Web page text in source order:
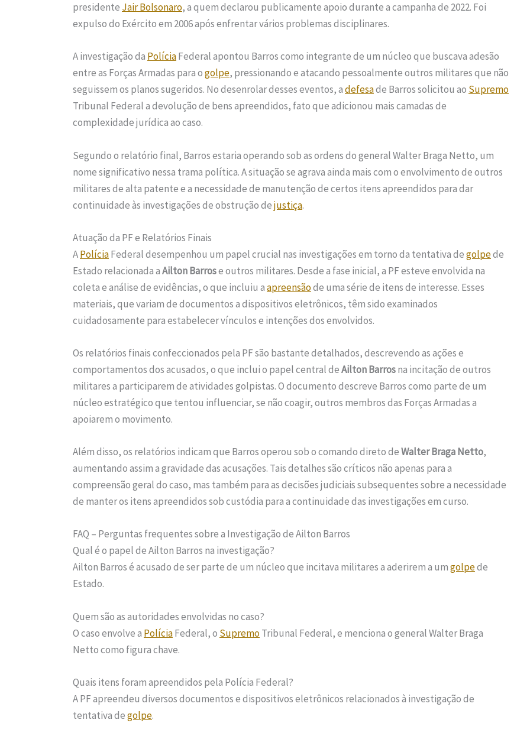
presidente Jair Bolsonaro, a quem declarou publicamente apoio durante a campanha de 2022. Foi
expulso do Exército em 2006 após enfrentar vários problemas disciplinares.
A investigação da PolíciaFederal apontou Barros como integrante de um núcleo que buscava adesão
entre as Forças Armadas para ogolpe, pressionando e atacando pessoalmente outros militares que não
seguissem os planos sugeridos. No desenrolar desses eventos, adefesade Barros solicitou ao Supremo
Tribunal Federal a devolução de bens apreendidos, fato que adicionou mais camadas de
complexidade jurídica ao caso.
Segundo o relatório final, Barros estaria operando sob as ordens do general Walter Braga Netto, um
nome significativo nessa trama política. A situação se agrava ainda mais com o envolvimento de outros
militares de alta patente e a necessidade de manutenção de certos itens apreendidos para dar
continuidade às investigações de obstrução dejustiça.
Atuação da PF e Relatórios Finais
APolíciaFederal desempenhou um papel crucial nas investigações em torno da tentativa degolpede
Estado relacionada aAilton Barrose outros militares. Desde a fase inicial, a PF esteve envolvida na
coleta e análise de evidências, o que incluiu aapreensãode uma série de itens de interesse. Esses
materiais, que variam de documentos a dispositivos eletrônicos, têm sido examinados
cuidadosamente para estabelecer vínculos e intenções dos envolvidos.
Os relatórios finais confeccionados pela PF são bastante detalhados, descrevendo as ações e
comportamentos dos acusados, o que inclui o papel central deAilton Barrosna incitação de outros
militares a participarem de atividades golpistas. O documento descreve Barros como parte de um
núcleo estratégico que tentou influenciar, se não coagir, outros membros das Forças Armadas a
apoiarem o movimento.
Além disso, os relatórios indicam que Barros operou sob o comando direto deWalter Braga Netto,
aumentando assim a gravidade das acusações. Tais detalhes são críticos não apenas para a
compreensão geral do caso, mas também para as decisões judiciais subsequentes sobre a necessidade
de manter os itens apreendidos sob custódia para a continuidade das investigações em curso.
FAQ – Perguntas frequentes sobre a Investigação de Ailton Barros
Qual é o papel de Ailton Barros na investigação?
Ailton Barros é acusado de ser parte de um núcleo que incitava militares a aderirem a umgolpede
Estado.
Quem são as autoridades envolvidas no caso?
O caso envolve a PolíciaFederal, o SupremoTribunal Federal, e menciona o general Walter Braga
Netto como figura chave.
Quais itens foram apreendidos pela Polícia Federal?
A PF apreendeu diversos documentos e dispositivos eletrônicos relacionados à investigação de
tentativa degolpe.